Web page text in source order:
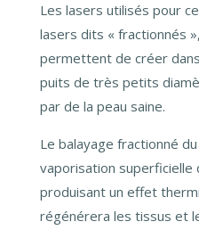
Les lasers utilisés pour
lasers dits « fractionnés
permettent de créer
puits de très petits
par de la peau saine.
Le balayage fractionné
vaporisation superficielle
produisant un effet
régénérera les tissus et